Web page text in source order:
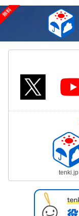
tenki.jp